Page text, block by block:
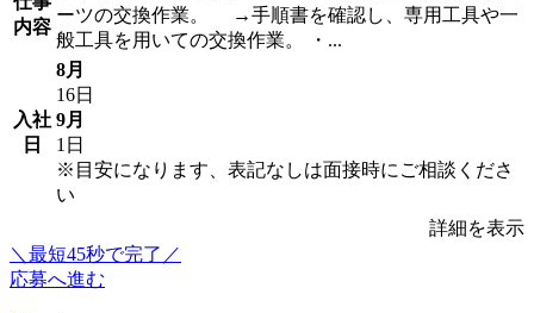
内容
ーツの交換作業。 →手順書を確認し、専用工具や一
般工具を用いての交換作業。 ・...
入社
日
8月
16日
9月
1日
※目安になります、表記なしは面接時にご相談くださ
い
詳細を表示
＼最短45秒で完了／
応募へ進む